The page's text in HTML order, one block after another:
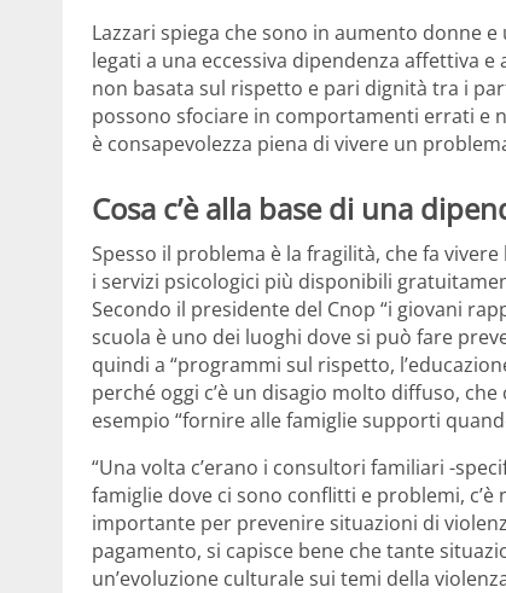
Lazzari spiega che sono in aumento donne
legati a una eccessiva dipendenza affettiva
non basata sul rispetto e pari dignità tra i
possono sfociare in comportamenti errati e
è consapevolezza piena di vivere un
Cosa c’è alla base di una
Spesso il problema è la fragilità, che fa
i servizi psicologici più disponibili
Secondo il presidente del Cnop “i giovani
scuola è uno dei luoghi dove si può fare
quindi a “programmi sul rispetto,
perché oggi c’è un disagio molto diffuso,
esempio “fornire alle famiglie supporti
“Una volta c’erano i consultori familiari -
famiglie dove ci sono conflitti e problemi,
importante per prevenire situazioni di
pagamento, si capisce bene che tante
un’evoluzione culturale sui temi della